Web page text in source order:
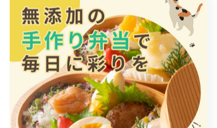
ごはんとおかずみけ猫屋
店主
< 前のページ 一覧に戻る 次のページ >